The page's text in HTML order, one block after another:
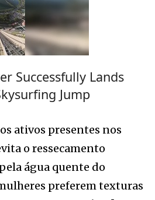
Successfully Lands
Jump
ativos presentes nos
o ressecamento
água quente do
preferem texturas